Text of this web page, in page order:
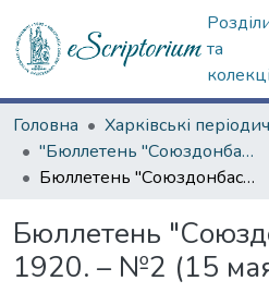
та
Головна
"Бюллетень "Союздонбассейна"
Бюллетень "Союздонбассейна". – 1920. – №2 (15 мая)
Бюллетень
1920. – №2 (15